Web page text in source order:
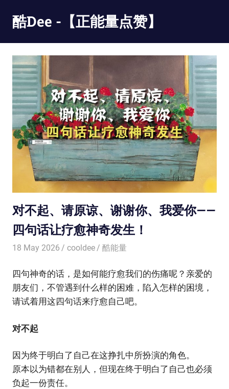
content
酷Dee -【正能量点赞】
最
酷
只
有
更
酷
对不起、请原谅、谢谢你、我爱你——
四句话让疗愈神奇发生！
18 May 2026 cooldee 酷能量
四句神奇的话，是如何能疗愈我们的伤痛呢？亲爱的
朋友们，不管遇到什么样的困难，陷入怎样的困境，
请试着用这四句话来疗愈自己吧。
对不起
因为终于明白了自己在这挣扎中所扮演的角色。
原本以为错都在别人，但现在终于明白了自己也必须
负起一份责任。